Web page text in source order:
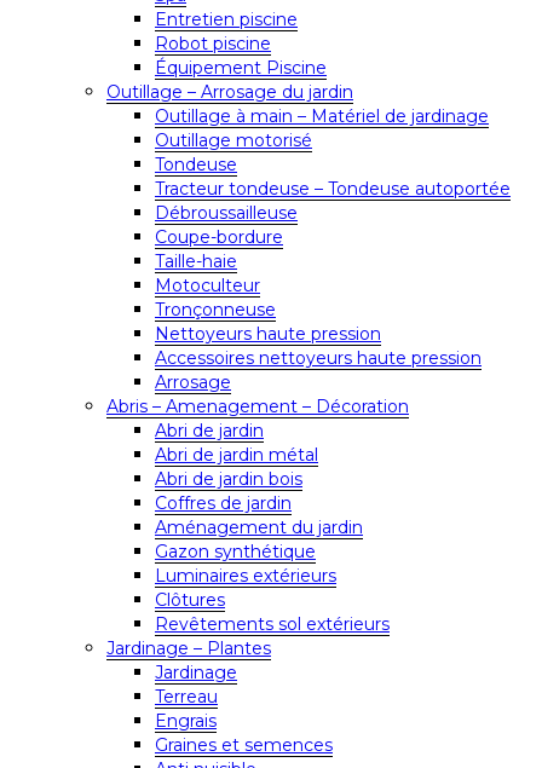
Entretien piscine
Robot piscine
Équipement Piscine
Outillage – Arrosage du jardin
Outillage à main – Matériel de jardinage
Outillage motorisé
Tondeuse
Tracteur tondeuse – Tondeuse autoportée
Débroussailleuse
Coupe-bordure
Taille-haie
Motoculteur
Tronçonneuse
Nettoyeurs haute pression
Accessoires nettoyeurs haute pression
Arrosage
Abris – Amenagement – Décoration
Abri de jardin
Abri de jardin métal
Abri de jardin bois
Coffres de jardin
Aménagement du jardin
Gazon synthétique
Luminaires extérieurs
Clôtures
Revêtements sol extérieurs
Jardinage – Plantes
Jardinage
Terreau
Engrais
Graines et semences